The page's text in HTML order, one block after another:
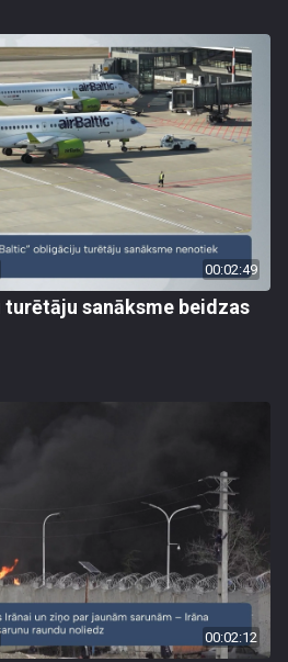
00:02:49
sanāksme beidzas
00:02:12